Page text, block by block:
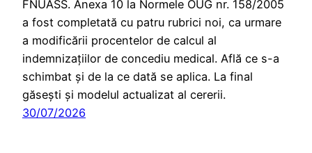
FNUASS. Anexa 10 la Normele OUG nr. 158/2005
a fost completată cu patru rubrici noi, ca urmare
a modificării procentelor de calcul al
indemnizațiilor de concediu medical. Află ce s-a
schimbat și de la ce dată se aplica. La final
găsești și modelul actualizat al cererii.
30/07/2026